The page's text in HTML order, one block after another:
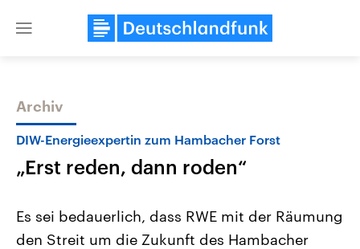
Close
Themen
Archiv
DIW-Energieexpertin zum Hambacher Forst
„Erst reden, dann roden“
Es sei bedauerlich, dass RWE mit der Räumung
den Streit um die Zukunft des Hambacher